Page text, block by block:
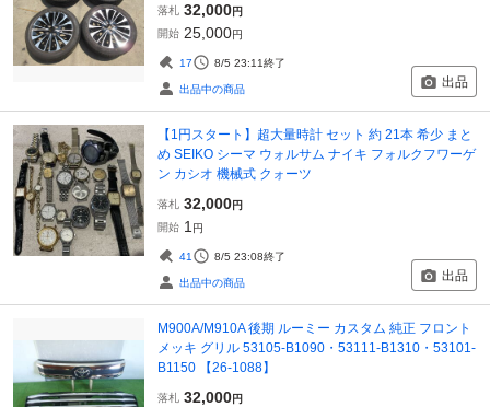
落札 32,000円
開始 25,000円
17 8/5 23:11終了
出品中の商品 出品
【1円スタート】超大量時計 セット 約 21本 希少 まと
め SEIKO シーマ ウォルサム ナイキ フォルクフワーゲ
ン カシオ 機械式 クォーツ
落札 32,000円
開始 1 円
41 8/5 23:08終了
出品中の商品 出品
M900A/M910A 後期 ルーミー カスタム 純正 フロント
メッキ グリル 53105-B1090・53111-B1310・53101-
B1150 【26-1088】
落札 32,000円